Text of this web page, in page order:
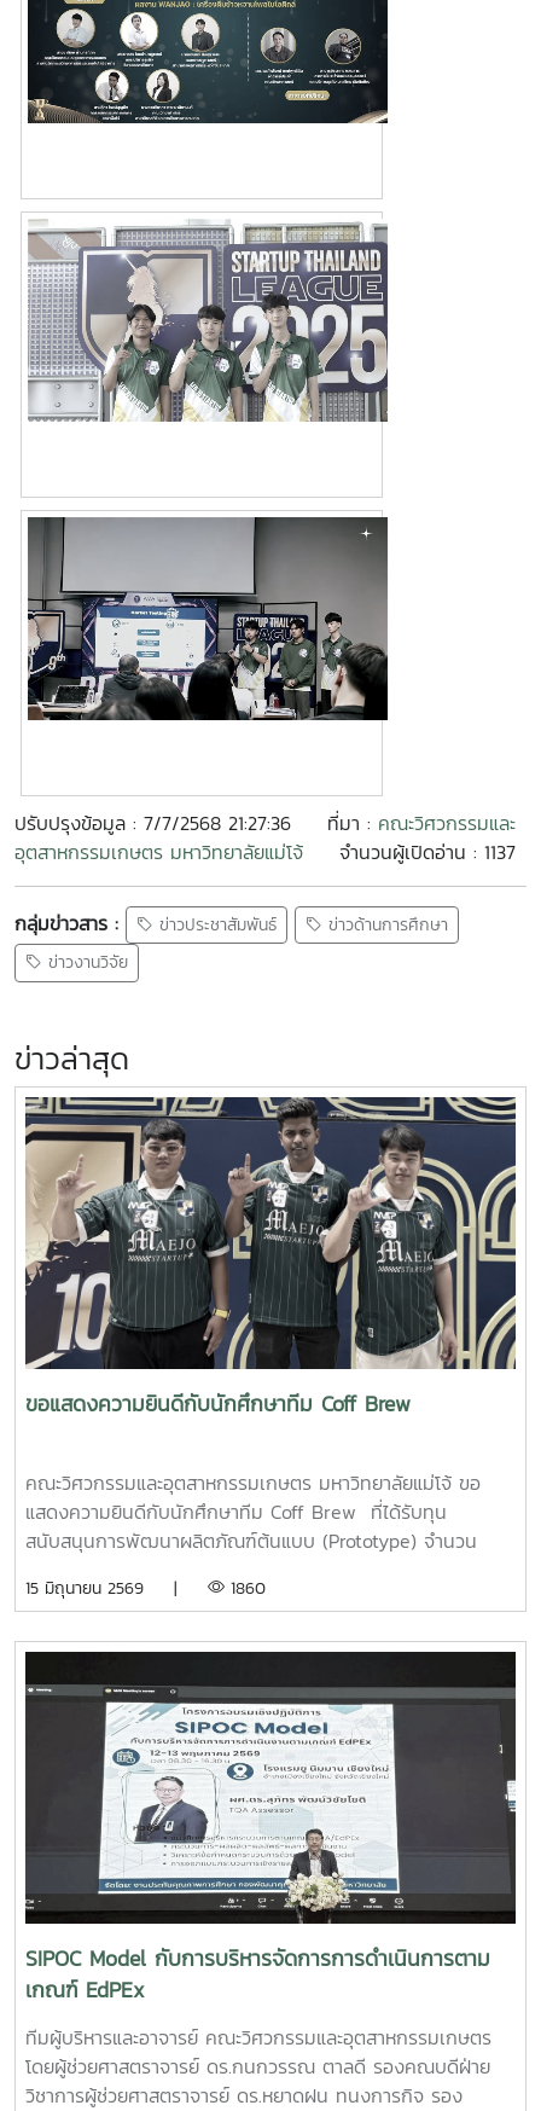
ปรับปรุงข้อมูล : 7/7/2568 21:27:36 ที่มา : คณะวิศวกรรมและ
อุตสาหกรรมเกษตร มหาวิทยาลัยแม่โจ้
จำนวนผู้เปิดอ่าน : 1137
กลุ่มข่าวสาร : ข่าวประชาสัมพันธ์
ข่าวด้านการศึกษา
ข่าวงานวิจัย
ข่าวล่าสุด
ขอแสดงความยินดีกับนักศึกษาทีม Coff Brew
คณะวิศวกรรมและอุตสาหกรรมเกษตร มหาวิทยาลัยแม่โจ้ ขอ
แสดงความยินดีกับนักศึกษาทีม Coff Brew ที่ได้รับทุน
สนับสนุนการพัฒนาผลิตภัณฑ์ต้นแบบ (Prototype) จำนวน
2026 รอบภูมิภาค ภาคเหนือ ซึ่งจัดขึ้นเมื่อวันที่ 11 พฤษภาคม
เหนือ) จังหวัดเชียงใหม่ ผลงาน“เครื่องสกัดกาแฟรูปแบบใหม่โดย
ใช้เทคโนโลยี PLU”สมาชิกทีม• นายอนุพงศ์ เขื่อนแก้วนักศึกษา
ปริญญาโท คณะวิศวกรรมและอุตสาหกรรมเกษตร• นายอาทิตย์
ด่านกระโทกนักศึกษาปริญญาโท คณะวิศวกรรมและอุตสาหกรรม
เกษตร• นายตันติกร กันนานักศึกษาปริญญาตรี คณะ
บริหารธุรกิจ• Nirmala Bhuvana Chandra
Ramisettyนักศึกษาปริญญาโท วิทยาลัยนานาชาติอาจารย์ที่
ปรึกษารองศาสตราจารย์ ดร.จตุรภัทร วาฤทธิ์คณะวิศวกรรมและ
อุตสาหกรรมเกษตรการแข่งขัน Startup Thailand League
2026 เป็นเวทีสำคัญในการส่งเสริมศักยภาพนักศึกษาด้าน
นวัตกรรมและการเป็นผู้ประกอบการรุ่นใหม่ โดยเปิดโอกาสให้
นักศึกษาได้นำเสนอแนวคิดธุรกิจและผลงานนวัตกรรมสู่การ
พัฒนาเชิงพาณิชย์ในระดับประเทศทั้งนี้ ทีม Coff Brew ได้รับ
คัดเลือกให้พัฒนาผลงานต้นแบบและเตรียมเข้าร่วมกิจกรรม
Demo Day ระหว่างวันที่ 25–27 มิถุนายน 2569 ณ ศูนย์การค้า
สยามพารากอน กรุงเทพมหานคร เพื่อจัดแสดงผลงานต่อนัก
15 มิถุนายน 2569 | 1860
SIPOC Model กับการบริหารจัดการการดำเนินการตาม
เกณฑ์ EdPEx
ทีมผู้บริหารและอาจารย์ คณะวิศวกรรมและอุตสาหกรรมเกษตร
โดยผู้ช่วยศาสตราจารย์ ดร.กนกวรรณ ตาลดี รองคณบดีฝ่าย
วิชาการผู้ช่วยศาสตราจารย์ ดร.หยาดฝน ทนงการกิจ รอง